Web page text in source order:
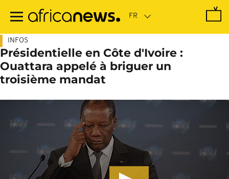
contenu
INFOS
Présidentielle en Côte d'Ivoire :
Ouattara appelé à briguer un
troisième mandat